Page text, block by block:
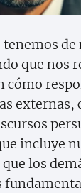
tenemos
que nos
cómo
externas,
incluye
los